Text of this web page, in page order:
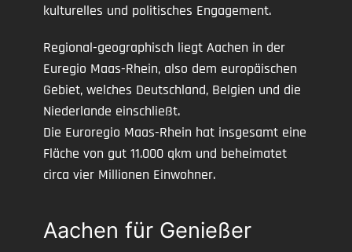
kulturelles und politisches Engagement.
Regional-geographisch liegt Aachen in der
Euregio Maas-Rhein, also dem europäischen
Gebiet, welches Deutschland, Belgien und die
Niederlande einschließt.
Die Euroregio Maas-Rhein hat insgesamt eine
Fläche von gut 11.000 qkm und beheimatet
circa vier Millionen Einwohner.
Aachen für Genießer